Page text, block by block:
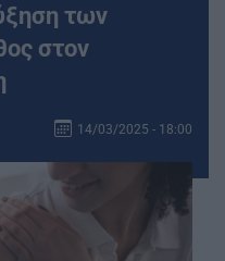
των
στον
14/03/2025 - 18:00